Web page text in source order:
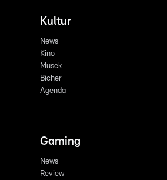
Kultur
News
Kino
Musek
Bicher
Agenda
Gaming
News
Review